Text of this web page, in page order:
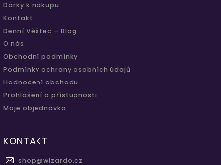
Dárky k nákupu
Kontakt
Denní Věštec – Blog
O nás
Obchodní podmínky
Podmínky ochrany osobních údajů
Hodnocení obchodu
Prohlášení o přístupnosti
Moje objednávka
KONTAKT
shop@wizardo.cz